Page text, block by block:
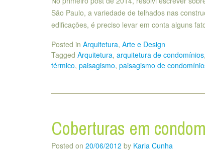
São Paulo, a variedade de telhados nas
edificações, é preciso levar em conta alguns
Posted in Arquitetura, Arte e Design
Tagged Arquitetura, arquitetura de condomínios,
térmico, paisagismo, paisagismo de
Coberturas em
Posted on 20/06/2012 by Karla Cunha